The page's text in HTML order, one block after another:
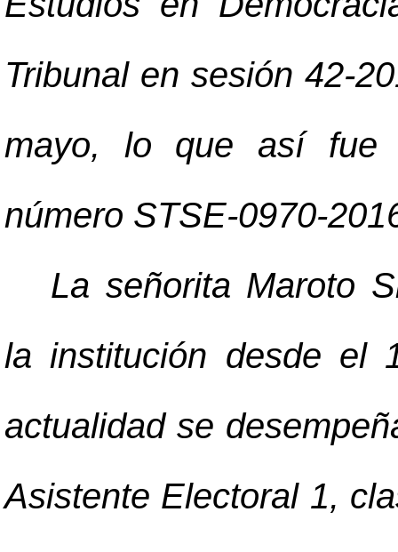
Tribunal en sesión 42-
mayo, lo que así fue
número STSE-0970-
La señorita Maroto
la institución desde
actualidad se
Asistente Electoral 1,